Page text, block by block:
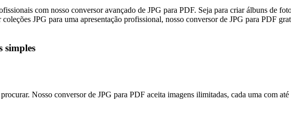
com nosso conversor avançado de JPG para PDF. Seja para criar álbuns de
JPG para uma apresentação profissional, nosso conversor de JPG para PDF
simples
Nosso conversor de JPG para PDF aceita imagens ilimitadas, cada uma com